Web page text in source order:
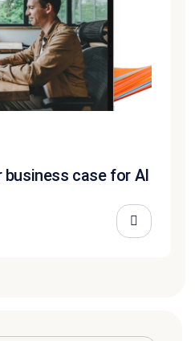
case for AI